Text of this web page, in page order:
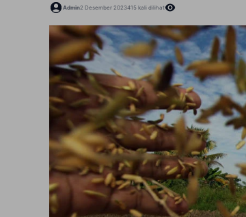
Admin2 Desember 2023415 kali dilihat